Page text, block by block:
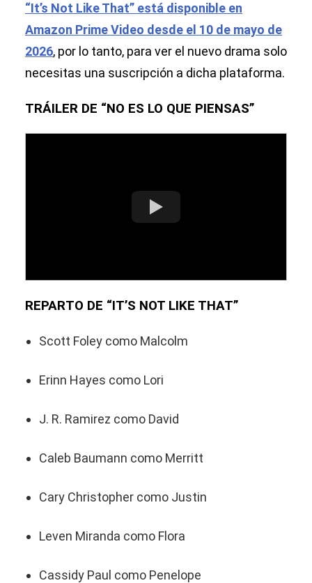
“It’s Not Like That” está disponible en
Amazon Prime Video desde el 10 de mayo de
2026, por lo tanto, para ver el nuevo drama solo
necesitas una suscripción a dicha plataforma.
TRÁILER DE “NO ES LO QUE PIENSAS”
REPARTO DE “IT’S NOT LIKE THAT”
Scott Foley como Malcolm
Erinn Hayes como Lori
J. R. Ramirez como David
Caleb Baumann como Merritt
Cary Christopher como Justin
Leven Miranda como Flora
Cassidy Paul como Penelope